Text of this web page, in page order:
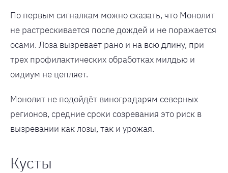
По первым сигналкам можно сказать, что Монолит
не растрескивается после дождей и не поражается
осами. Лоза вызревает рано и на всю длину, при
трех профилактических обработках милдью и
оидиум не цепляет.
Монолит не подойдёт виноградарям северных
регионов, средние сроки созревания это риск в
вызревании как лозы, так и урожая.
Кусты